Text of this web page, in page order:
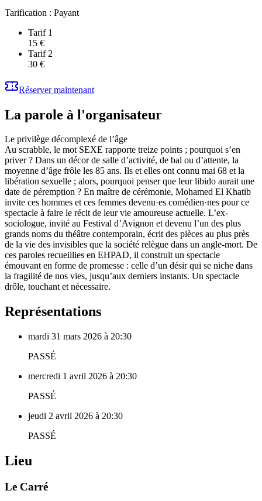
Tarification : Payant
Tarif 1
15 €
Tarif 2
30 €
Réserver maintenant
La parole à l'organisateur
Le privilège décomplexé de l’âge
Au scrabble, le mot SEXE rapporte treize points ; pourquoi s’en
priver ? Dans un décor de salle d’activité, de bal ou d’attente, la
moyenne d’âge frôle les 85 ans. Ils et elles ont connu mai 68 et la
libération sexuelle ; alors, pourquoi penser que leur libido aurait une
date de péremption ? En maître de cérémonie, Mohamed El Khatib
invite ces hommes et ces femmes devenu·es comédien·nes pour ce
spectacle à faire le récit de leur vie amoureuse actuelle. L’ex-
sociologue, invité au Festival d’Avignon et devenu l’un des plus
grands noms du théâtre contemporain, écrit des pièces au plus près
de la vie des invisibles que la société relègue dans un angle-mort. De
ces paroles recueillies en EHPAD, il construit un spectacle
émouvant en forme de promesse : celle d’un désir qui se niche dans
la fragilité de nos vies, jusqu’aux derniers instants. Un spectacle
drôle, touchant et nécessaire.
Représentations
mardi 31 mars 2026 à 20:30
PASSÉ
mercredi 1 avril 2026 à 20:30
PASSÉ
jeudi 2 avril 2026 à 20:30
PASSÉ
Lieu
Le Carré